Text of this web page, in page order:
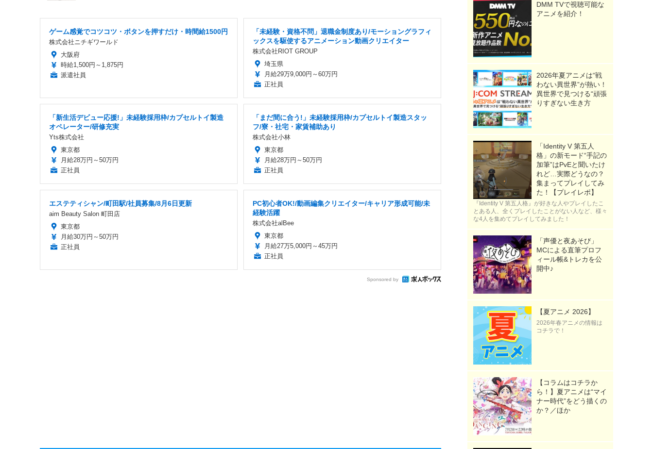
ゲーム感覚でコツコツ・ボタンを押すだけ・時間給1500円
株式会社ニチギワールド
大阪府
時給1,500円～1,875円
派遣社員
「未経験・資格不問」退職金制度あり/モーショングラフィ
ックスを駆使するアニメーション動画クリエイター
株式会社RIOT GROUP
埼玉県
月給29万9,000円～60万円
正社員
「新生活デビュー応援!」未経験採用枠/カプセルトイ製造
オペレーター/研修充実
Yts株式会社
東京都
月給28万円～50万円
正社員
「まだ間に合う!」未経験採用枠/カプセルトイ製造スタッ
フ/寮・社宅・家賃補助あり
株式会社小林
東京都
月給28万円～50万円
正社員
エステティシャン/町田駅/社員募集/8月6日更新
aim Beauty Salon 町田店
東京都
月給30万円～50万円
正社員
PC初心者OK!/動画編集クリエイター/キャリア形成可能/未
経験活躍
株式会社alBee
東京都
月給27万5,000円～45万円
正社員
Sponsored by
DMM TVで視聴可能な
アニメを紹介！
2026年夏アニメは“戦
わない異世界”が熱い！
異世界で見つける“頑張
りすぎない生き方
「Identity V 第五人
格」の新モード“手記の
加筆”はPvEと聞いたけ
れど…実際どうなの？
集まってプレイしてみ
た！【プレイレポ】
『Identity V 第五人格』が好きな人やプレイしたこ
とある人、全くプレイしたことがない人など、様々
な4人を集めてプレイしてみました！
「声優と夜あそび」
MCによる直筆プロフ
ィール帳&トレカを公
開中♪
【夏アニメ 2026】
2026年春アニメの情報は
コチラで！
【コラムはコチラか
ら！】夏アニメは“マイ
ナー時代”をどう描くの
か？／ほか